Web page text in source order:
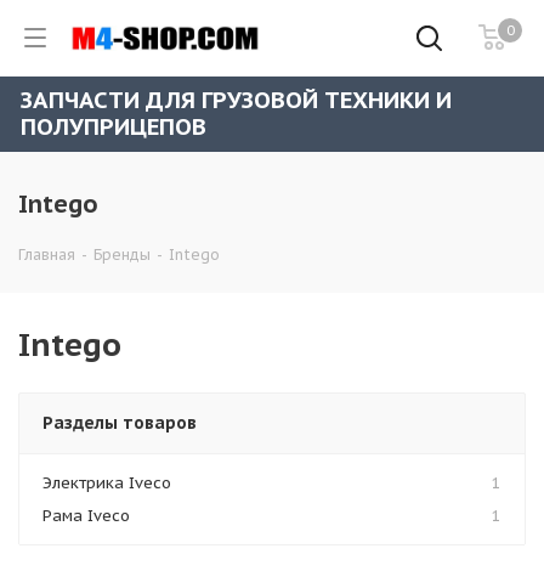
0
ЗАПЧАСТИ ДЛЯ ГРУЗОВОЙ ТЕХНИКИ И
ПОЛУПРИЦЕПОВ
Intego
Главная - Бренды - Intego
Intego
Разделы товаров
Электрика Iveco
1
Рама Iveco
1